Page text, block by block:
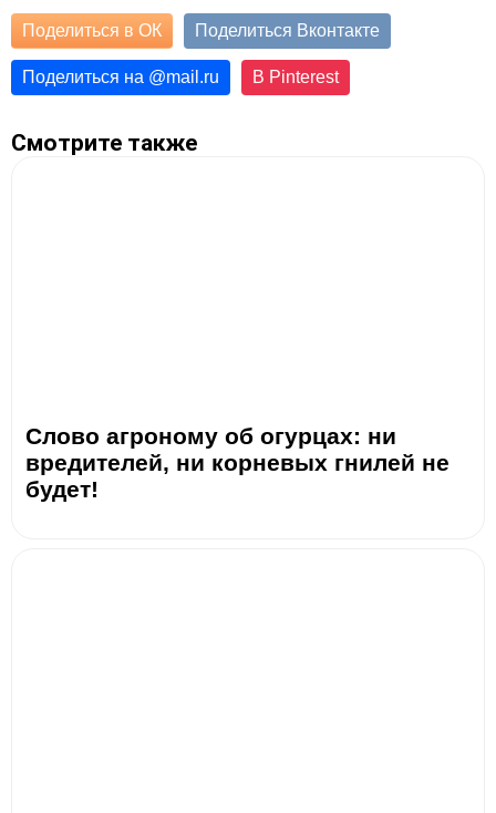
Поделиться в ОК Поделиться Вконтакте
Поделиться на @mail.ru В Pinterest
Смотрите также
Слово агроному об огурцах: ни
вредителей, ни корневых гнилей не
будет!